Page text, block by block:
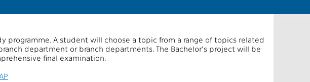
A student will choose a topic from a range of topics related
department or branch departments. The Bachelor's project will be
final examination.